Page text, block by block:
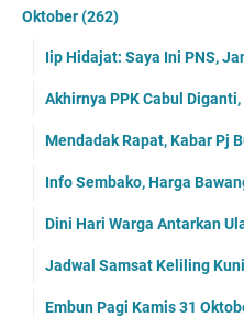
Oktober(262)
Iip Hidajat: Saya Ini PNS,
Akhirnya PPK Cabul
Mendadak Rapat, Kabar Pj
Info Sembako, Harga
Dini Hari Warga Antarkan
Jadwal Samsat Keliling
Embun Pagi Kamis 31